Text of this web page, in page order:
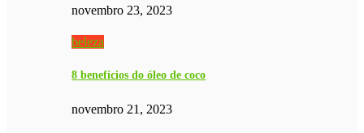
novembro 23, 2023
beleza
8 benefícios do óleo de coco
novembro 21, 2023